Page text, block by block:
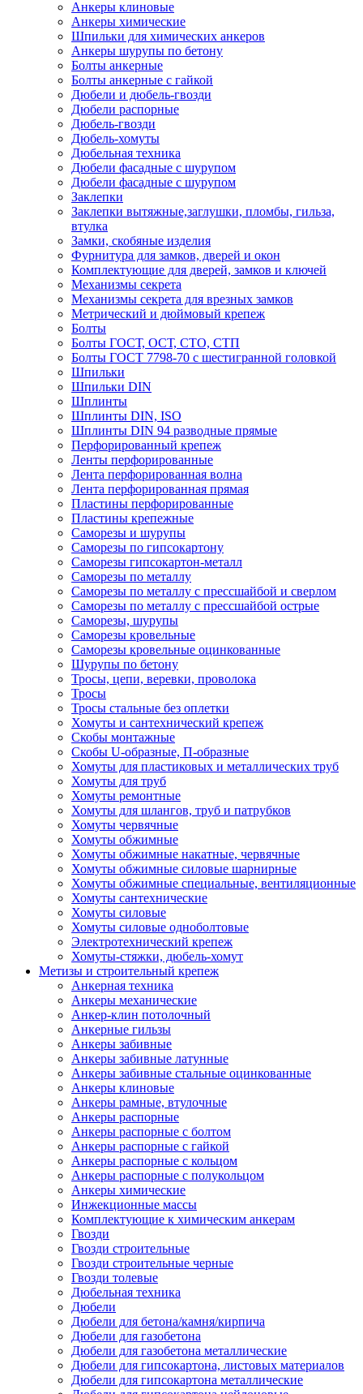
Анкеры клиновые
Анкеры химические
Шпильки для химических анкеров
Анкеры шурупы по бетону
Болты анкерные
Болты анкерные с гайкой
Дюбели и дюбель-гвозди
Дюбели распорные
Дюбель-гвозди
Дюбель-хомуты
Дюбельная техника
Дюбели фасадные с шурупом
Дюбели фасадные с шурупом
Заклепки
Заклепки вытяжные,заглушки, пломбы, гильза,
втулка
Замки, скобяные изделия
Фурнитура для замков, дверей и окон
Комплектующие для дверей, замков и ключей
Механизмы секрета
Механизмы секрета для врезных замков
Метрический и дюймовый крепеж
Болты
Болты ГОСТ, ОСТ, СТО, СТП
Болты ГОСТ 7798-70 с шестигранной головкой
Шпильки
Шпильки DIN
Шплинты
Шплинты DIN, ISO
Шплинты DIN 94 разводные прямые
Перфорированный крепеж
Ленты перфорированные
Лента перфорированная волна
Лента перфорированная прямая
Пластины перфорированные
Пластины крепежные
Саморезы и шурупы
Саморезы по гипсокартону
Саморезы гипсокартон-металл
Саморезы по металлу
Саморезы по металлу с прессшайбой и сверлом
Саморезы по металлу с прессшайбой острые
Саморезы, шурупы
Саморезы кровельные
Саморезы кровельные оцинкованные
Шурупы по бетону
Тросы, цепи, веревки, проволока
Тросы
Тросы стальные без оплетки
Хомуты и сантехнический крепеж
Скобы монтажные
Скобы U-образные, П-образные
Хомуты для пластиковых и металлических труб
Хомуты для труб
Хомуты ремонтные
Хомуты для шлангов, труб и патрубков
Хомуты червячные
Хомуты обжимные
Хомуты обжимные накатные, червячные
Хомуты обжимные силовые шарнирные
Хомуты обжимные специальные, вентиляционные
Хомуты сантехнические
Хомуты силовые
Хомуты силовые одноболтовые
Электротехнический крепеж
Хомуты-стяжки, дюбель-хомут
Метизы и строительный крепеж
Анкерная техника
Анкеры механические
Анкер-клин потолочный
Анкерные гильзы
Анкеры забивные
Анкеры забивные латунные
Анкеры забивные стальные оцинкованные
Анкеры клиновые
Анкеры рамные, втулочные
Анкеры распорные
Анкеры распорные с болтом
Анкеры распорные с гайкой
Анкеры распорные с кольцом
Анкеры распорные с полукольцом
Анкеры химические
Инжекционные массы
Комплектующие к химическим анкерам
Гвозди
Гвозди строительные
Гвозди строительные черные
Гвозди толевые
Дюбельная техника
Дюбели
Дюбели для бетона/камня/кирпича
Дюбели для газобетона
Дюбели для газобетона металлические
Дюбели для гипсокартона, листовых материалов
Дюбели для гипсокартона металлические